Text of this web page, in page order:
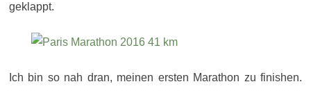
geklappt.
Ich bin so nah dran, meinen ersten Marathon zu finishen.